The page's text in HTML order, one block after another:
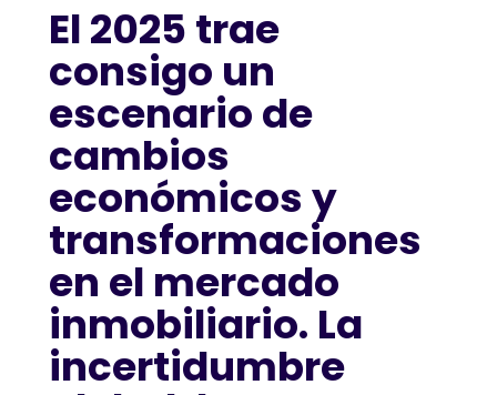
El 2025 trae
consigo un
escenario de
cambios
económicos y
transformaciones
en el mercado
inmobiliario. La
incertidumbre